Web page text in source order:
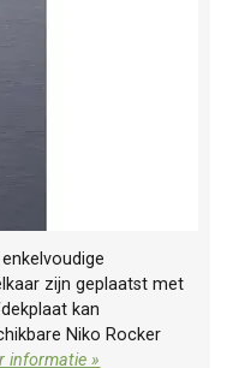
zijn geplaatst met
kan
Niko Rocker
informatie »